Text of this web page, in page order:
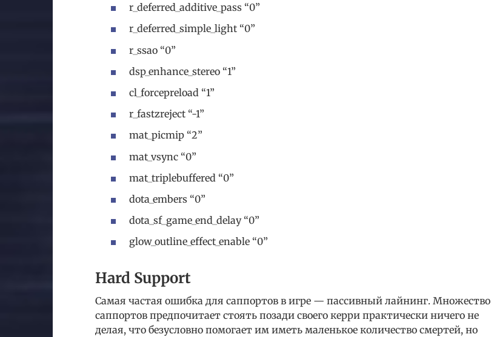
r_deferred_additive_pass “0”
r_deferred_simple_light “0”
r_ssao “0”
dsp_enhance_stereo “1”
cl_forcepreload “1”
r_fastzreject “-1”
mat_picmip “2”
mat_vsync “0”
mat_triplebuffered “0”
dota_embers “0”
dota_sf_game_end_delay “0”
glow_outline_effect_enable “0”
Hard Support
Самая частая ошибка для саппортов в игре — пассивный лайнинг. Множество
саппортов предпочитает стоять позади своего керри практически ничего не
делая, что безусловно помогает им иметь маленькое количество смертей, но